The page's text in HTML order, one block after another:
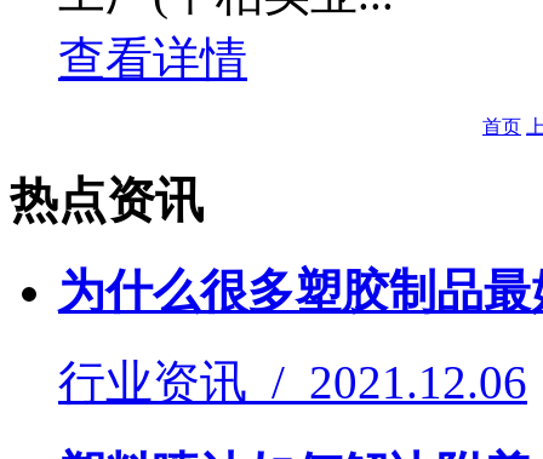
查看详情
首页
热点资讯
为什么很多塑胶制品
行业资讯 / 2021.12.06